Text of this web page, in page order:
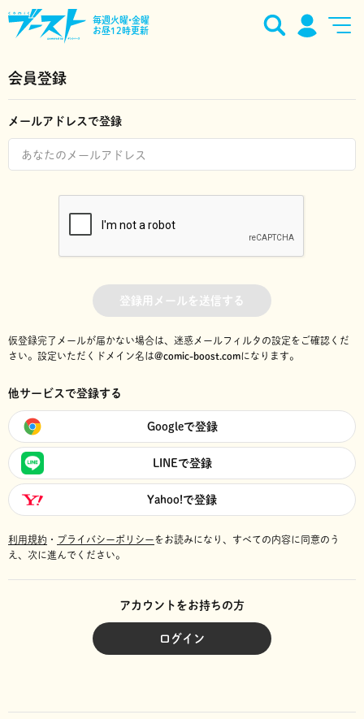
毎週火曜•金曜
お昼12時更新
会員登録
メールアドレスで登録
登録用メールを送信する
仮登録完了メールが届かない場合は、迷惑メールフィルタの設定をご確認くだ
さい。 設定いただくドメイン名は@comic-boost.comになります。
他サービスで登録する
Googleで登録
LINEで登録
Yahoo!で登録
利用規約 ・ プライバシーポリシーをお読みになり、 すべての内容に同意のう
え、次に進んでください。
アカウントをお持ちの方
ログイン